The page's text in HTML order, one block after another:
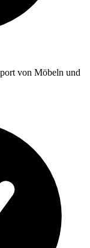
von Möbeln und